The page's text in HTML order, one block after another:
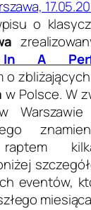
o
In A
o
w Polsce. W
eventów,